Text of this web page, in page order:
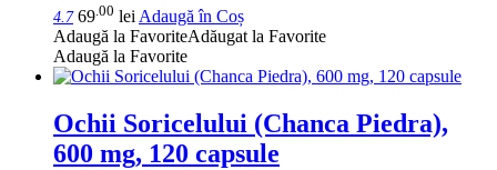
4.7 69 .00 lei Adaugă în Coș
Adaugă la FavoriteAdăugat la Favorite
Adaugă la Favorite
Ochii Soricelului (Chanca Piedra),
600 mg, 120 capsule